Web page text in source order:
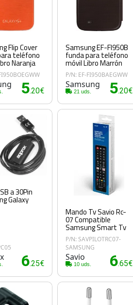
Flip Cover
teléfono
Naranja
5.20€
Samsung EF-FI950B
funda para teléfono
móvil Libro Marrón
P/N: EF-FI950BAEGWW
Samsung
21 uds. 5.20€
a 30Pin
Galaxy
6.25€
Mando Tv Savio Rc-
07 Compatible
Samsung Smart Tv
P/N: SAVPILOTRC07-
SAMSUNG
Savio
10 uds. 6.65€